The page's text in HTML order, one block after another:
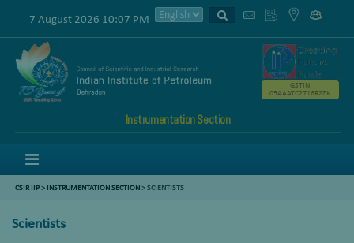
7 August 2026 10:07 PM
Instrumentation Section
GSTIN
05AAATC2716R2ZK
CSIR IIP> INSTRUMENTATION SECTION> SCIENTISTS
Scientists